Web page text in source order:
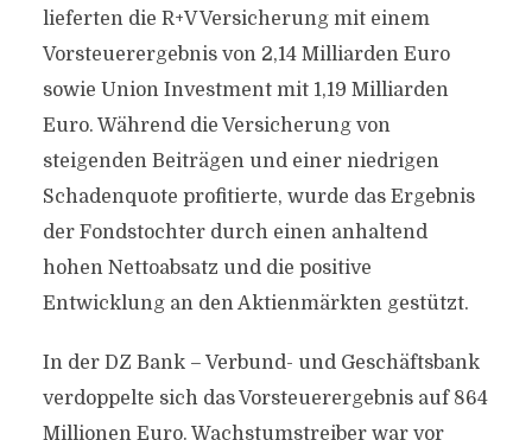
lieferten die R+V Versicherung mit einem
Vorsteuerergebnis von 2,14 Milliarden Euro
sowie Union Investment mit 1,19 Milliarden
Euro. Während die Versicherung von
steigenden Beiträgen und einer niedrigen
Schadenquote profitierte, wurde das Ergebnis
der Fondstochter durch einen anhaltend
hohen Nettoabsatz und die positive
Entwicklung an den Aktienmärkten gestützt.
In der DZ Bank – Verbund- und Geschäftsbank
verdoppelte sich das Vorsteuerergebnis auf 864
Millionen Euro. Wachstumstreiber war vor